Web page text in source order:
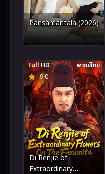
Pansamantala (2026)
9.0
Full HD พากย์ไทย
Di Renjie of
Extraordinary